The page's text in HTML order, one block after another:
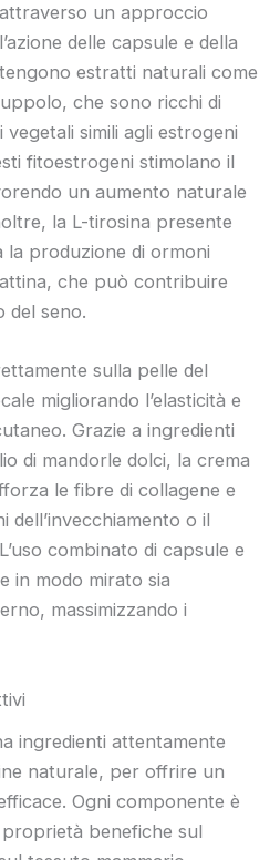
un approccio
delle capsule e della
estratti naturali come
che sono ricchi di
simili agli estrogeni
fitoestrogeni stimolano il
un aumento naturale
la L-tirosina presente
produzione di ormoni
che può contribuire
del seno.
sulla pelle del
migliorando l’elasticità e
Grazie a ingredienti
di mandorle dolci, la crema
le fibre di collagene e
dell’invecchiamento o il
combinato di capsule e
in modo mirato sia
massimizzando i
ingredienti attentamente
naturale, per offrire un
Ogni componente è
benefiche sul